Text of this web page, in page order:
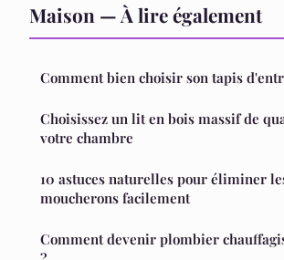
Maison — À lire également
Comment bien choisir son tapis
Choisissez un lit en bois massif de
votre chambre
10 astuces naturelles pour éliminer
moucherons facilement
Comment devenir plombier